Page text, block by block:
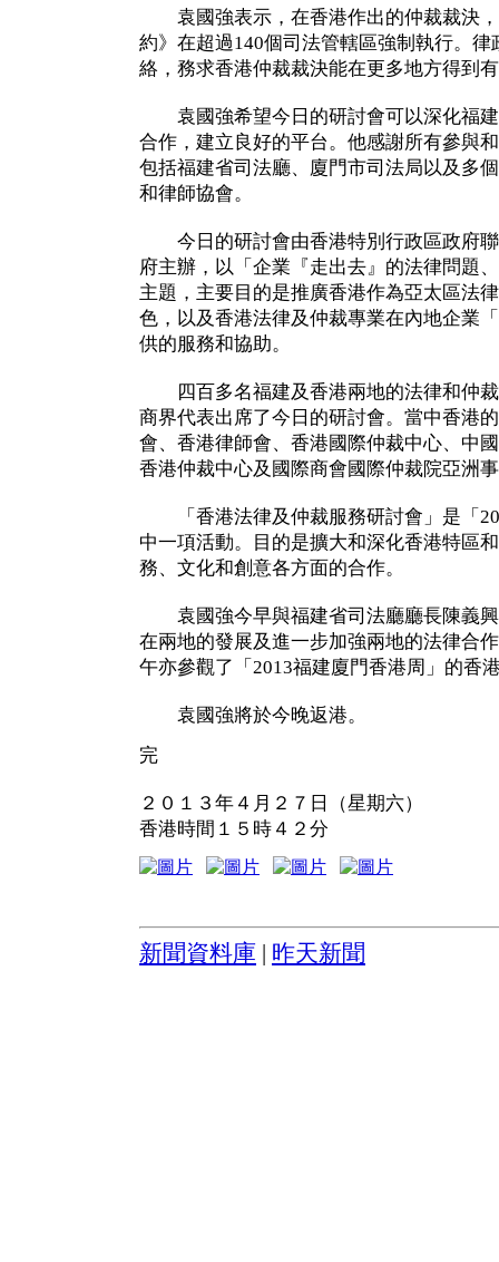
袁國強表示，在香港作出的仲裁裁決，
約》在超過140個司法管轄區強制執行。
絡，務求香港仲裁裁決能在更多地方得到
袁國強希望今日的研討會可以深化福建
合作，建立良好的平台。他感謝所有參與
包括福建省司法廳、廈門市司法局以及多
和律師協會。
今日的研討會由香港特別行政區政府聯
府主辦，以「企業『走出去』的法律問題
主題，主要目的是推廣香港作為亞太區法
色，以及香港法律及仲裁專業在內地企業
供的服務和協助。
四百多名福建及香港兩地的法律和仲裁
商界代表出席了今日的研討會。當中香港
會、香港律師會、香港國際仲裁中心、中
香港仲裁中心及國際商會國際仲裁院亞洲
「香港法律及仲裁服務研討會」是「
中一項活動。目的是擴大和深化香港特區
務、文化和創意各方面的合作。
袁國強今早與福建省司法廳廳長陳義興
在兩地的發展及進一步加強兩地的法律合
午亦參觀了「2013福建廈門香港周」的香
袁國強將於今晚返港。
完
２０１３年４月２７日（星期六）
香港時間１５時４２分
新聞資料庫 昨天新聞